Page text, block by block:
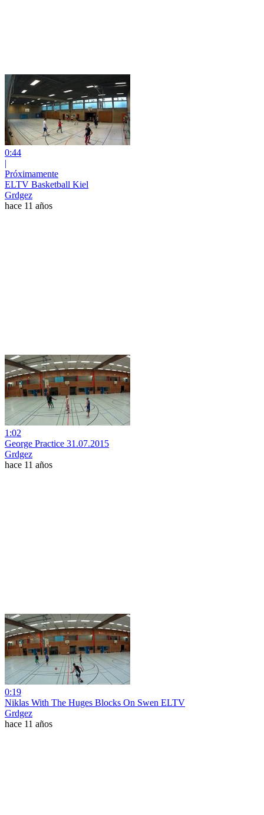
0:44
|
Próximamente
ELTV Basketball Kiel
Grdgez
hace 11 años
1:02
George Practice 31.07.2015
Grdgez
hace 11 años
0:19
Niklas With The Huges Blocks On Swen ELTV
Grdgez
hace 11 años